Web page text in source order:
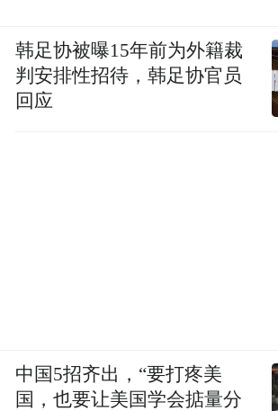
韩足协被曝15年前为外籍裁
判安排性招待，韩足协官员
回应
中国5招齐出，“要打疼美
国，也要让美国学会掂量分